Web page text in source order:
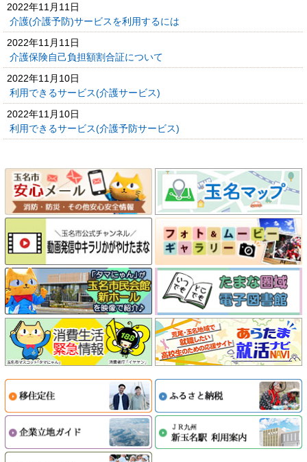
2022年11月11日
介護(介護予防)サービスを利用するには
2022年11月11日
介護保険自己負担額割合証について
2022年11月10日
利用できるサービス(介護サービス)
2022年11月10日
利用できるサービス(介護予防サービス)